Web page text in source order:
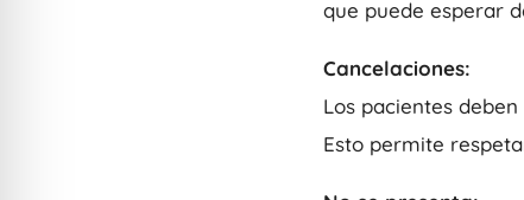
que puede esperar
Cancelaciones:
Los pacientes
Esto permite